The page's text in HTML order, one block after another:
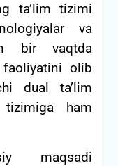
ta’lim tizimi
va
bir vaqtda
olib
dual ta’lim
tizimiga ham
maqsadi